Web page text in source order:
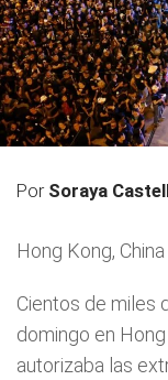
Por Soraya
Hong Kong,
Cientos de miles
domingo en
autorizaba las